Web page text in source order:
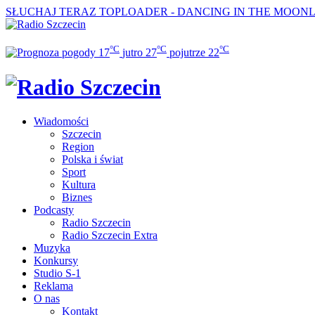
SŁUCHAJ TERAZ TOPLOADER - DANCING IN THE
17°C jutro 27°C pojutrze 22°C
Wiadomości
Szczecin
Region
Polska i świat
Sport
Kultura
Biznes
Podcasty
Radio Szczecin
Radio Szczecin Extra
Muzyka
Konkursy
Studio S-1
Reklama
O nas
Kontakt